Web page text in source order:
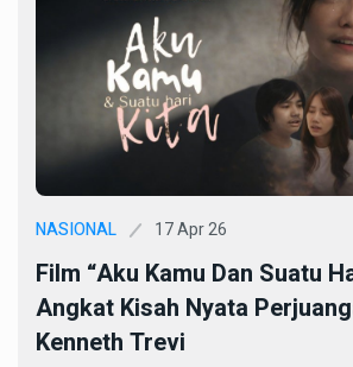
NASIONAL 17 Apr 26
Film “Aku Kamu Dan Suatu
Angkat Kisah Nyata
Kenneth Trevi